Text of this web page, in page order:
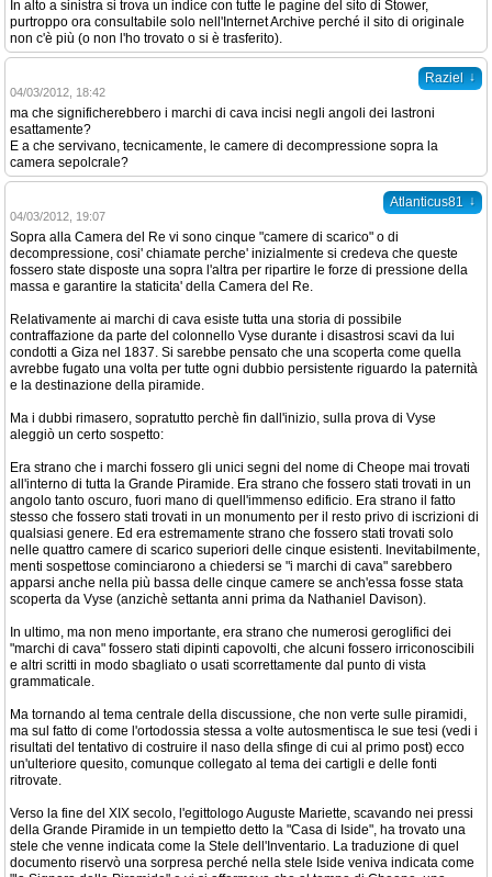
In alto a sinistra si trova un indice con tutte le pagine del sito di Stower,
purtroppo ora consultabile solo nell'Internet Archive perché il sito di originale
non c'è più (o non l'ho trovato o si è trasferito).
Raziel ↓
04/03/2012, 18:42
ma che significherebbero i marchi di cava incisi negli angoli dei lastroni
esattamente?
E a che servivano, tecnicamente, le camere di decompressione sopra la
camera sepolcrale?
Atlanticus81 ↓
04/03/2012, 19:07
Sopra alla Camera del Re vi sono cinque "camere di scarico" o di
decompressione, cosi' chiamate perche' inizialmente si credeva che queste
fossero state disposte una sopra l'altra per ripartire le forze di pressione della
massa e garantire la staticita' della Camera del Re.
Relativamente ai marchi di cava esiste tutta una storia di possibile
contraffazione da parte del colonnello Vyse durante i disastrosi scavi da lui
condotti a Giza nel 1837. Si sarebbe pensato che una scoperta come quella
avrebbe fugato una volta per tutte ogni dubbio persistente riguardo la paternità
e la destinazione della piramide.
Ma i dubbi rimasero, sopratutto perchè fin dall'inizio, sulla prova di Vyse
aleggiò un certo sospetto:
Era strano che i marchi fossero gli unici segni del nome di Cheope mai trovati
all'interno di tutta la Grande Piramide. Era strano che fossero stati trovati in un
angolo tanto oscuro, fuori mano di quell'immenso edificio. Era strano il fatto
stesso che fossero stati trovati in un monumento per il resto privo di iscrizioni di
qualsiasi genere. Ed era estremamente strano che fossero stati trovati solo
nelle quattro camere di scarico superiori delle cinque esistenti. Inevitabilmente,
menti sospettose cominciarono a chiedersi se "i marchi di cava" sarebbero
apparsi anche nella più bassa delle cinque camere se anch'essa fosse stata
scoperta da Vyse (anzichè settanta anni prima da Nathaniel Davison).
In ultimo, ma non meno importante, era strano che numerosi geroglifici dei
"marchi di cava" fossero stati dipinti capovolti, che alcuni fossero irriconoscibili
e altri scritti in modo sbagliato o usati scorrettamente dal punto di vista
grammaticale.
Ma tornando al tema centrale della discussione, che non verte sulle piramidi,
ma sul fatto di come l'ortodossia stessa a volte autosmentisca le sue tesi (vedi i
risultati del tentativo di costruire il naso della sfinge di cui al primo post) ecco
un'ulteriore quesito, comunque collegato al tema dei cartigli e delle fonti
ritrovate.
Verso la fine del XIX secolo, l'egittologo Auguste Mariette, scavando nei pressi
della Grande Piramide in un tempietto detto la "Casa di Iside", ha trovato una
stele che venne indicata come la Stele dell'Inventario. La traduzione di quel
documento riservò una sorpresa perché nella stele Iside veniva indicata come